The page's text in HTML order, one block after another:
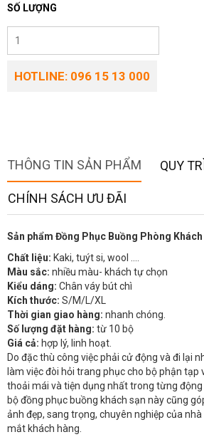
SỐ LƯỢNG
HOTLINE: 096 15 13 000
THÔNG TIN SẢN PHẨM QUY
CHÍNH SÁCH ƯU ĐÃI
Sản phẩm Đồng Phục Buồng Phòng Khách
Chất liệu: Kaki, tuýt si, wool ….
Màu sắc: nhiều màu- khách tự chọn
Kiểu dáng: Chân váy bút chì
Kích thước: S/M/L/XL
Thời gian giao hàng: nhanh chóng.
Số lượng đặt hàng: từ 10 bộ
Giá cả: hợp lý, linh hoạt.
Do đặc thù công việc phải cử động và đi lại
làm việc đòi hỏi trang phục cho bộ phận tạp
thoải mái và tiện dụng nhất trong từng
bộ đồng phục buồng khách sạn này cũng
ảnh đẹp, sang trọng, chuyên nghiệp của
mắt khách hàng.